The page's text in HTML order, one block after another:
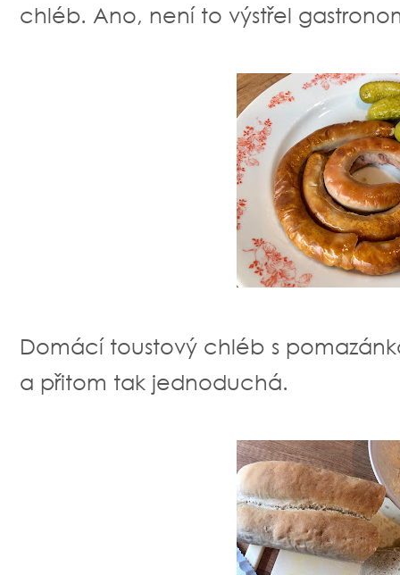
chléb. Ano, není to výstřel
Domácí toustový chléb s
a přitom tak jednoduchá.